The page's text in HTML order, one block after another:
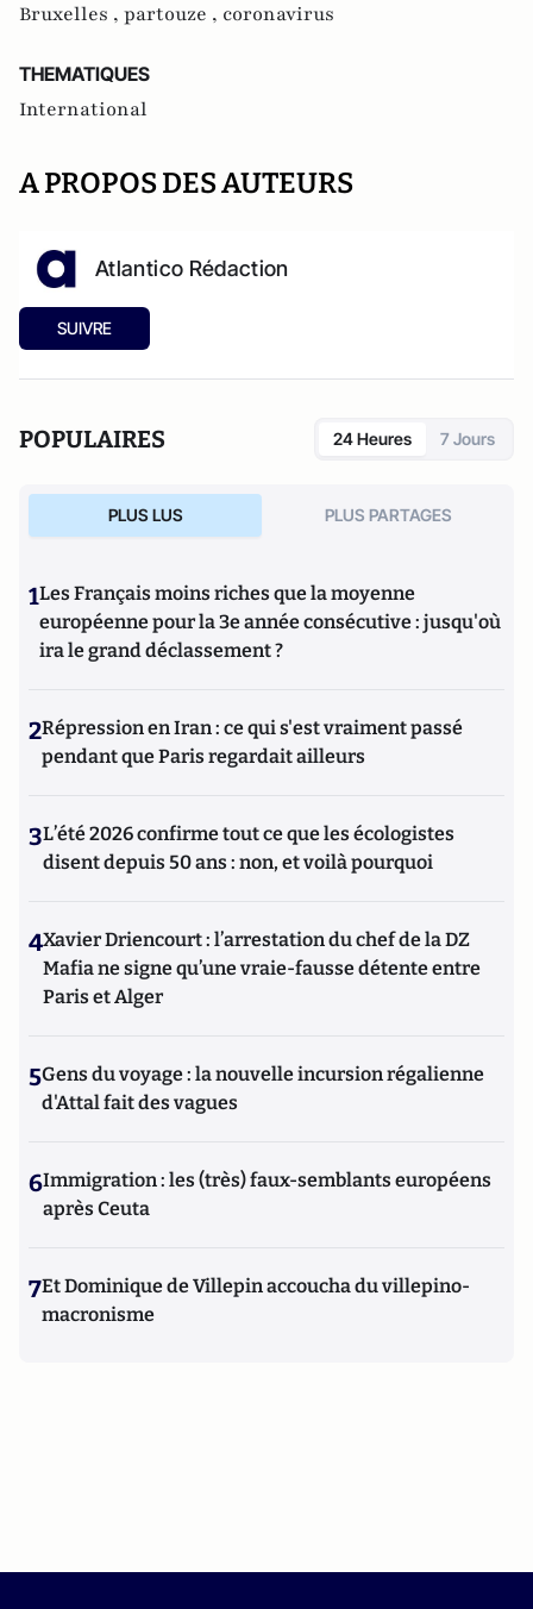
Bruxelles , partouze , coronavirus
THEMATIQUES
International
A PROPOS DES AUTEURS
Atlantico Rédaction
SUIVRE
POPULAIRES 24 Heures 7 Jours
PLUS LUS PLUS PARTAGES
1Les Français moins riches que la moyenne
européenne pour la 3e année consécutive : jusqu'où
ira le grand déclassement ?
2Répression en Iran : ce qui s'est vraiment passé
pendant que Paris regardait ailleurs
3L’été 2026 confirme tout ce que les écologistes
disent depuis 50 ans : non, et voilà pourquoi
4Xavier Driencourt : l’arrestation du chef de la DZ
Mafia ne signe qu’une vraie-fausse détente entre
Paris et Alger
5Gens du voyage : la nouvelle incursion régalienne
d'Attal fait des vagues
6Immigration : les (très) faux-semblants européens
après Ceuta
7Et Dominique de Villepin accoucha du villepino-
macronisme